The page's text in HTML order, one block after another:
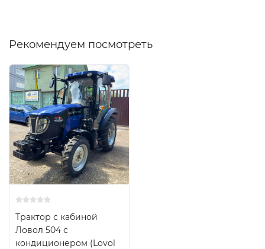
Рекомендуем посмотреть
Трактор с кабиной
Ловол 504 с
кондиционером (Lovol